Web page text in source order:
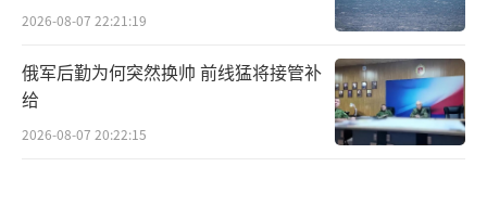
2026-08-07 22:21:19
俄军后勤为何突然换帅 前线猛将接管补
给
2026-08-07 20:22:15